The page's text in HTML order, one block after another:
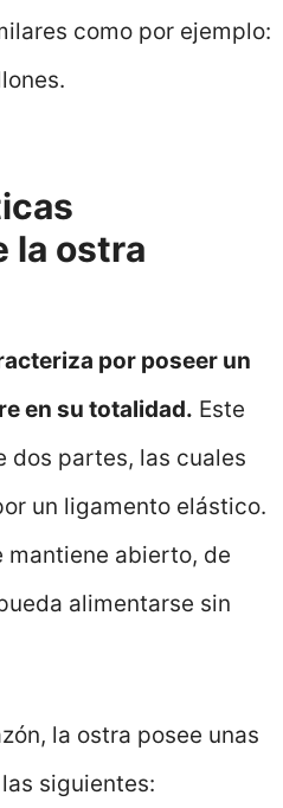
como por ejemplo:
la ostra
por poseer un
en su totalidad. Este
dos partes, las cuales
un ligamento elástico.
mantiene abierto, de
alimentarse sin
la ostra posee unas
siguientes: